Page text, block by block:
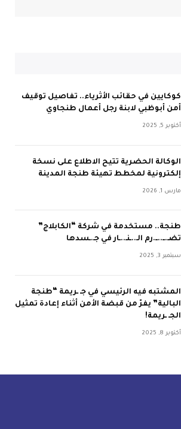
كوكايين في حقائب الأثرياء.. تفاصيل توقيف
أمن أبوظبي لابنة رجل أعمال طنجاوي
أكتوبر 5, 2025
الوكالة الحضرية تتيح الاطلاع على نسخة
إلكترونية لمخطط تهيئة طنجة المدينة
مارس 1, 2026
طنجة.. مستخدمة في شركة “الكابلاج”
تضـ.ــ..ــ.رم الـ..ـنـ..ـار في جـ.ـسدها
سبتمبر 3, 2025
المشتبه فيه الرئيسي في جـ ـريمة “طنجة
البالية” يفرّ من قبضة الأمن أثناء إعادة تمثيل
الجـ ـريمة!
أكتوبر 8, 2025